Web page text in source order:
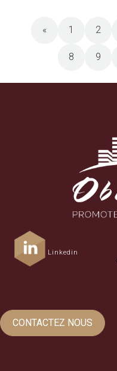
« 1 2
8 9
Linkedin
CONTACTEZ NOUS